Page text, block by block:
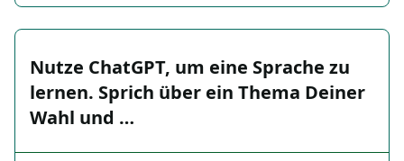
Nutze ChatGPT, um eine Sprache zu
lernen. Sprich über ein Thema Deiner
Wahl und …